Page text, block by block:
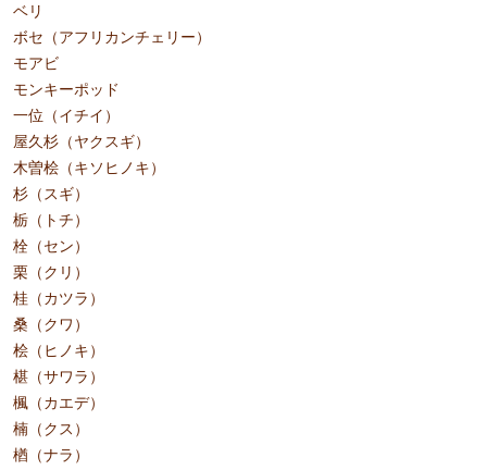
ベリ
ボセ（アフリカンチェリー）
モアビ
モンキーポッド
一位（イチイ）
屋久杉（ヤクスギ）
木曽桧（キソヒノキ）
杉（スギ）
栃（トチ）
栓（セン）
栗（クリ）
桂（カツラ）
桑（クワ）
桧（ヒノキ）
椹（サワラ）
楓（カエデ）
楠（クス）
楢（ナラ）